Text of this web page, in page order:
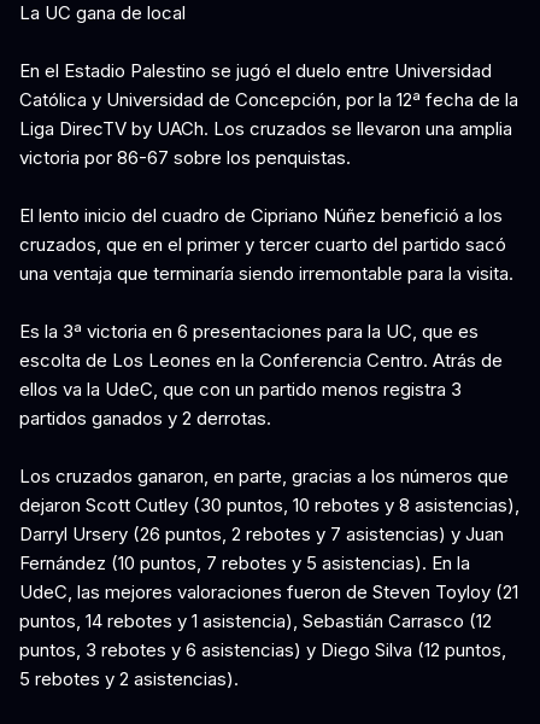
La UC gana de local
En el Estadio Palestino se jugó el duelo entre Universidad
Católica y Universidad de Concepción, por la 12ª fecha de la
Liga DirecTV by UACh. Los cruzados se llevaron una amplia
victoria por 86-67 sobre los penquistas.
El lento inicio del cuadro de Cipriano Núñez benefició a los
cruzados, que en el primer y tercer cuarto del partido sacó
una ventaja que terminaría siendo irremontable para la visita.
Es la 3ª victoria en 6 presentaciones para la UC, que es
escolta de Los Leones en la Conferencia Centro. Atrás de
ellos va la UdeC, que con un partido menos registra 3
partidos ganados y 2 derrotas.
Los cruzados ganaron, en parte, gracias a los números que
dejaron Scott Cutley (30 puntos, 10 rebotes y 8 asistencias),
Darryl Ursery (26 puntos, 2 rebotes y 7 asistencias) y Juan
Fernández (10 puntos, 7 rebotes y 5 asistencias). En la
UdeC, las mejores valoraciones fueron de Steven Toyloy (21
puntos, 14 rebotes y 1 asistencia), Sebastián Carrasco (12
puntos, 3 rebotes y 6 asistencias) y Diego Silva (12 puntos,
5 rebotes y 2 asistencias).